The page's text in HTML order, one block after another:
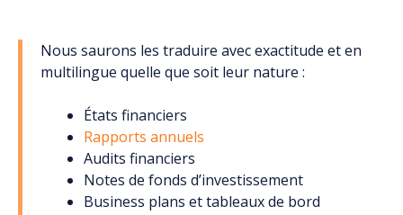
Nous saurons les traduire avec exactitude et en
multilingue quelle que soit leur nature :
États financiers
Rapports annuels
Audits financiers
Notes de fonds d’investissement
Business plans et tableaux de bord